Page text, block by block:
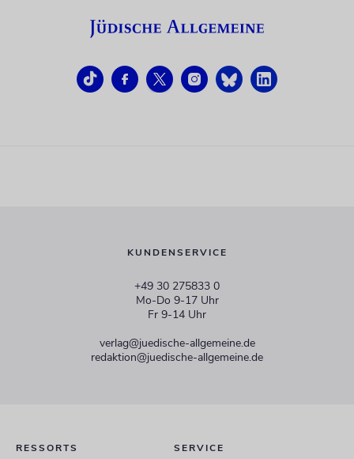
KUNDENSERVICE
+49 30 275833 0
Mo-Do 9-17 Uhr
Fr 9-14 Uhr
verlag@juedische-allgemeine.de
redaktion@juedische-allgemeine.de
RESSORTS SERVICE